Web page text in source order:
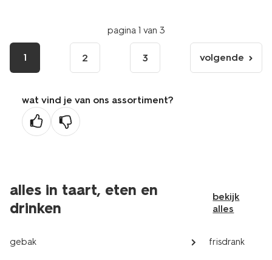
pagina 1 van 3
1 2 3
volgende
pagina
volgende
wat vind je van ons assortiment?
alles in taart, eten en
drinken
bekijk
alles
gebak frisdrank